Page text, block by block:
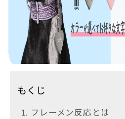
もくじ
1. フレーメン反応とは